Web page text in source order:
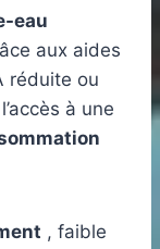
eau
aux aides
réduite ou
à une
, faible